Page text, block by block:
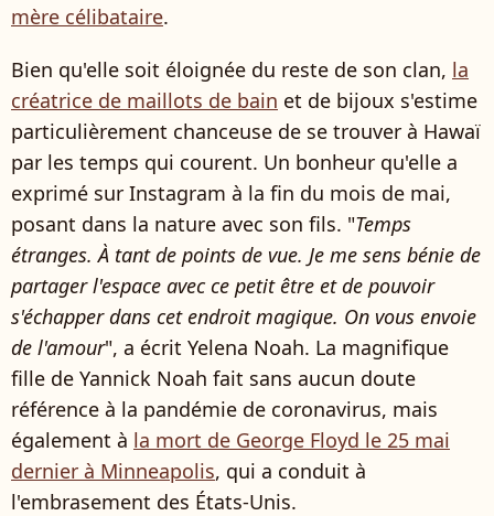
mère célibataire.
Bien qu'elle soit éloignée du reste de son clan, la
créatrice de maillots de bain et de bijoux s'estime
particulièrement chanceuse de se trouver à Hawaï
par les temps qui courent. Un bonheur qu'elle a
exprimé sur Instagram à la fin du mois de mai,
posant dans la nature avec son fils. "Temps
étranges. À tant de points de vue. Je me sens bénie de
partager l'espace avec ce petit être et de pouvoir
s'échapper dans cet endroit magique. On vous envoie
de l'amour", a écrit Yelena Noah. La magnifique
fille de Yannick Noah fait sans aucun doute
référence à la pandémie de coronavirus, mais
également à la mort de George Floyd le 25 mai
dernier à Minneapolis, qui a conduit à
l'embrasement des États-Unis.